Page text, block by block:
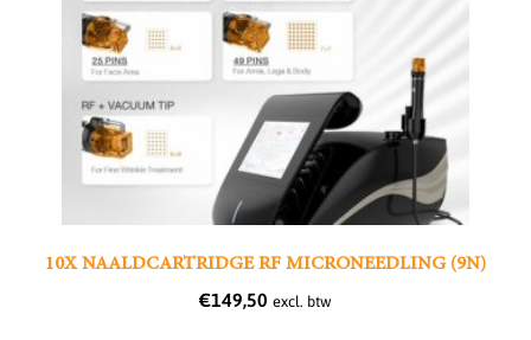
10X NAALDCARTRIDGE RF MICRONEEDLING (9N)
€149,50 excl. btw